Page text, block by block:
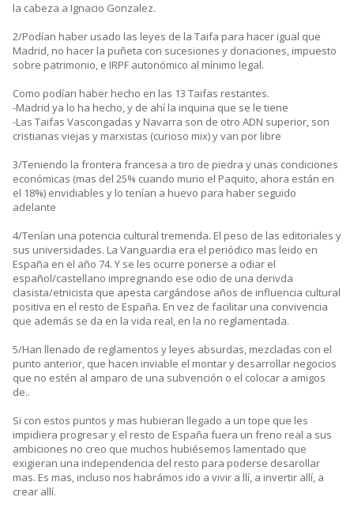
la cabeza a Ignacio Gonzalez.
2/Podían haber usado las leyes de la Taifa para hacer igual que
Madrid, no hacer la puñeta con sucesiones y donaciones, impuesto
sobre patrimonio, e IRPF autonómico al mínimo legal.
Como podían haber hecho en las 13 Taifas restantes.
-Madrid ya lo ha hecho, y de ahí la inquina que se le tiene
-Las Taifas Vascongadas y Navarra son de otro ADN superior, son
cristianas viejas y marxistas (curioso mix) y van por libre
3/Teniendo la frontera francesa a tiro de piedra y unas condiciones
económicas (mas del 25% cuando murio el Paquito, ahora están en
el 18%) envidiables y lo tenían a huevo para haber seguido
adelante
4/Tenían una potencia cultural tremenda. El peso de las editoriales y
sus universidades. La Vanguardia era el periódico mas leido en
España en el año 74. Y se les ocurre ponerse a odiar el
español/castellano impregnando ese odio de una derivda
clasista/etnicista que apesta cargándose años de influencia cultural
positiva en el resto de España. En vez de facilitar una convivencia
que además se da en la vida real, en la no reglamentada.
5/Han llenado de reglamentos y leyes absurdas, mezcladas con el
punto anterior, que hacen inviable el montar y desarrollar negocios
que no estén al amparo de una subvención o el colocar a amigos
de..
Si con estos puntos y mas hubieran llegado a un tope que les
impidiera progresar y el resto de España fuera un freno real a sus
ambiciones no creo que muchos hubiésemos lamentado que
exigieran una independencia del resto para poderse desarollar
mas. Es mas, incluso nos habrámos ido a vivir a llí, a invertir allí, a
crear allí.